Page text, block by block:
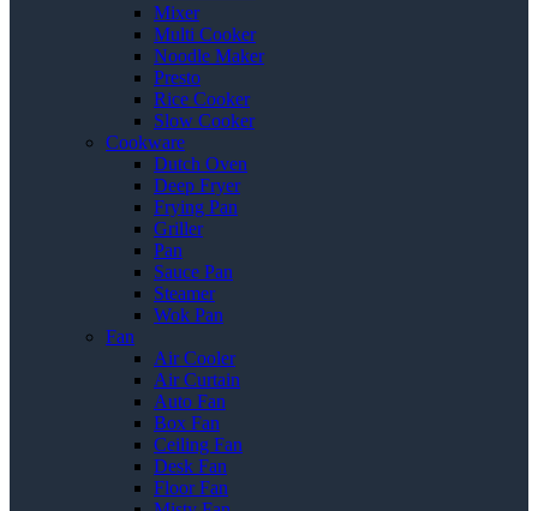
Mixer
Multi Cooker
Noodle Maker
Presto
Rice Cooker
Slow Cooker
Cookware
Dutch Oven
Deep Fryer
Frying Pan
Griller
Pan
Sauce Pan
Steamer
Wok Pan
Fan
Air Cooler
Air Curtain
Auto Fan
Box Fan
Ceiling Fan
Desk Fan
Floor Fan